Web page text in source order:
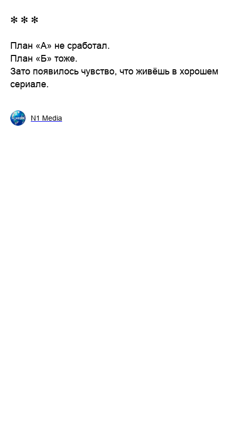
✻ ✻ ✻
План «А» не сработал.
План «Б» тоже.
Зато появилось чувство, что живёшь в хорошем
сериале.
N1 Media